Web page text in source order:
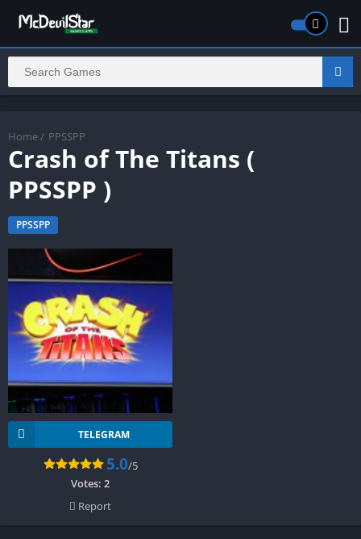
Home / PPSSPP
Crash of The Titans (
PPSSPP )
PPSSPP
TELEGRAM
5.0/5
Votes: 2
Report